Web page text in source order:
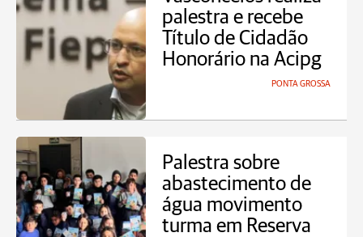
palestra e recebe
Título de Cidadão
Honorário na Acipg
PONTA GROSSA
Palestra sobre
abastecimento de
água movimento
turma em Reserva